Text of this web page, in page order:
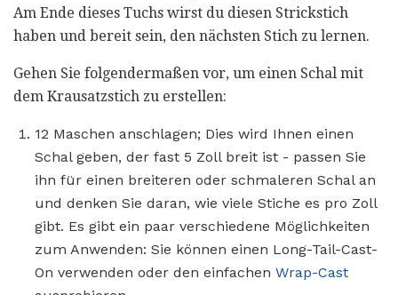
Am Ende dieses Tuchs wirst du diesen Strickstich
haben und bereit sein, den nächsten Stich zu lernen.
Gehen Sie folgendermaßen vor, um einen Schal mit
dem Krausatzstich zu erstellen:
12 Maschen anschlagen; Dies wird Ihnen einen
Schal geben, der fast 5 Zoll breit ist - passen Sie
ihn für einen breiteren oder schmaleren Schal an
und denken Sie daran, wie viele Stiche es pro Zoll
gibt. Es gibt ein paar verschiedene Möglichkeiten
zum Anwenden: Sie können einen Long-Tail-Cast-
On verwenden oder den einfachen Wrap-Cast